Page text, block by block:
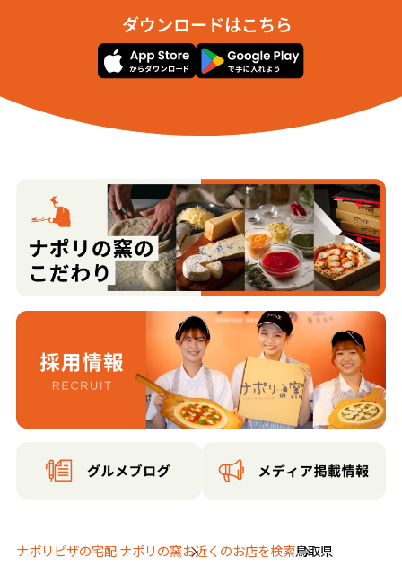
ダウンロードはこちら
ナポリピザの宅配 ナポリの窯お近くのお店を検索鳥取県